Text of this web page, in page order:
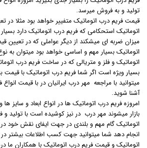
تولید و به فروش میرسد.
قیمت فریم درب اتوماتیک متفییر خواهد بود مثلا در
اتوماتیک استحکامی که فریم درب اتوماتیک دارد
میزان ضربه ای میشکند از دیگر عواملی که در تعیین
اتوماتیک بسیار مهم و اساسی خواهد بود میتوان به
اتوماتیک و فلز و متریالی که در ساخت فریم درب
بسیار ویژه است اگر شما فریم درب اتوماتیک با قیمت
میتوانید با مراجعه مهر درب ایرانیان در با قیمت
آشنا شوید.
امروزه فریم درب اتوماتیک ها در انواع ابعاد و سایز
بازار میشوند مهر درب در نیز کوشیده است با تولید
اتوماتیک گام مهم و بلندی در جهت ایفای نقش خود در
انجام دهد شما میتوانید جهت کسب اطلاعات بیشتر
اتوماتیک و قیمت فریم درب اتوماتیک با همکاران ما